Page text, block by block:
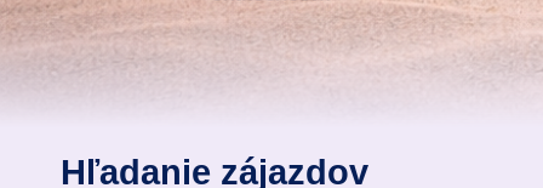
Hľadanie zájazdov